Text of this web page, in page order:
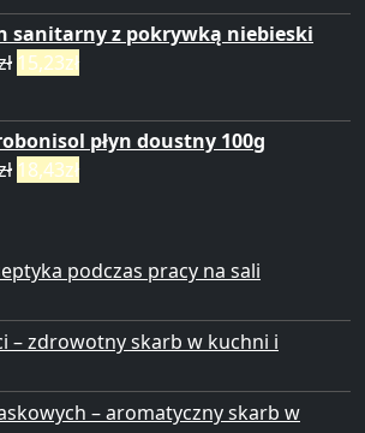
sanitarny z pokrywką niebieski
15,23zł
płyn doustny 100g
18,43zł
podczas pracy na sali
– zdrowotny skarb w kuchni i
– aromatyczny skarb w